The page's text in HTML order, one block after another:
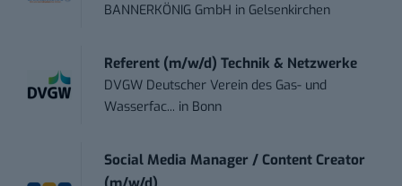
BANNERKÖNIG GmbH in Gelsenkirchen
Referent (m/w/d) Technik & Netzwerke
DVGW Deutscher Verein des Gas- und
Wasserfac... in Bonn
Social Media Manager / Content Creator